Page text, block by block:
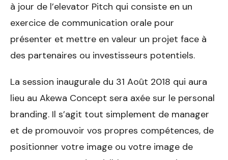
à jour de l’elevator Pitch qui consiste en un
exercice de communication orale pour
présenter et mettre en valeur un projet face à
des partenaires ou investisseurs potentiels.
La session inaugurale du 31 Août 2018 qui aura
lieu au Akewa Concept sera axée sur le personal
branding. Il s’agit tout simplement de manager
et de promouvoir vos propres compétences, de
positionner votre image ou votre image de